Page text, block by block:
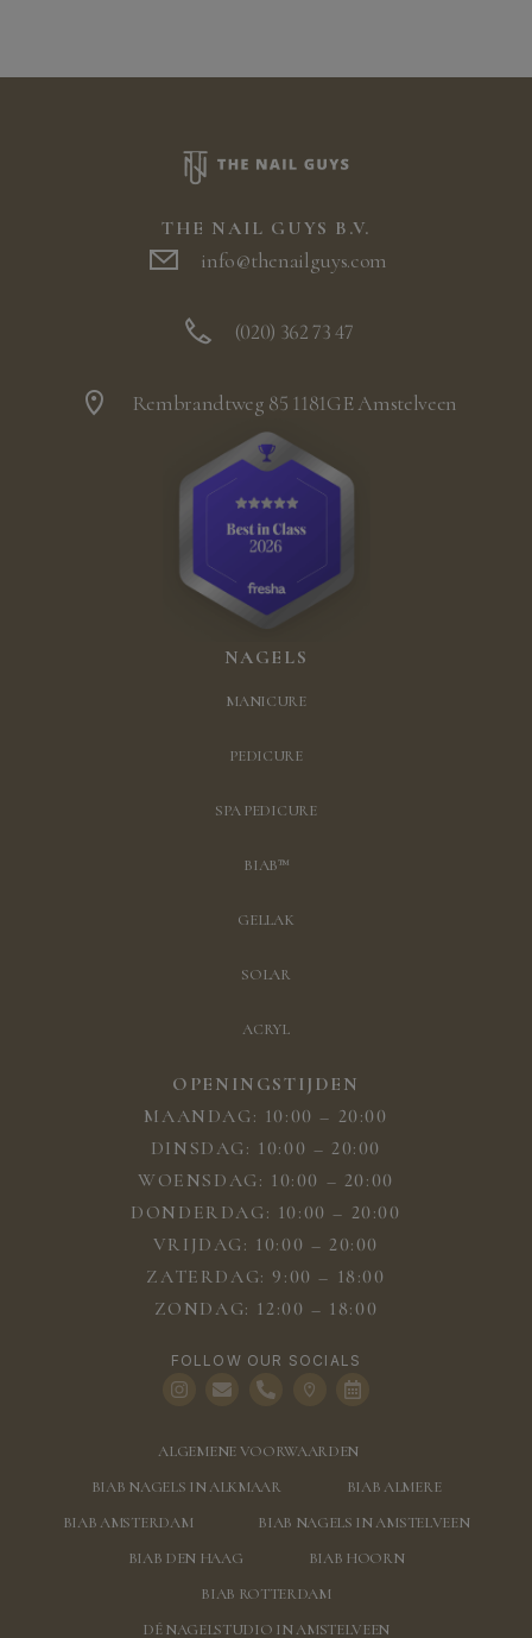
THE NAIL GUYS B.V.
info@thenailguys.com
(020) 362 73 47
Rembrandtweg 85 1181GE Amstelveen
NAGELS
MANICURE
PEDICURE
SPA PEDICURE
BIAB™
GELLAK
SOLAR
ACRYL
OPENINGSTIJDEN
MAANDAG: 10:00 – 20:00
DINSDAG: 10:00 – 20:00
WOENSDAG: 10:00 – 20:00
DONDERDAG: 10:00 – 20:00
VRIJDAG: 10:00 – 20:00
ZATERDAG: 9:00 – 18:00
ZONDAG: 12:00 – 18:00
FOLLOW OUR SOCIALS
ALGEMENE VOORWAARDEN
BIAB NAGELS IN ALKMAAR
BIAB ALMERE
BIAB AMSTERDAM
BIAB NAGELS IN AMSTELVEEN
BIAB DEN HAAG
BIAB HOORN
BIAB ROTTERDAM
DÉ NAGELSTUDIO IN AMSTELVEEN